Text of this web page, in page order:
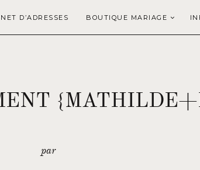
D’ADRESSES BOUTIQUE MARIAGE
par